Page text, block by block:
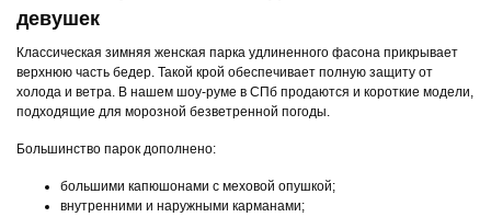
девушек
Классическая зимняя женская парка удлиненного фасона прикрывает
верхнюю часть бедер. Такой крой обеспечивает полную защиту от
холода и ветра. В нашем шоу-руме в СПб продаются и короткие модели,
подходящие для морозной безветренной погоды.
Большинство парок дополнено:
большими капюшонами с меховой опушкой;
внутренними и наружными карманами;